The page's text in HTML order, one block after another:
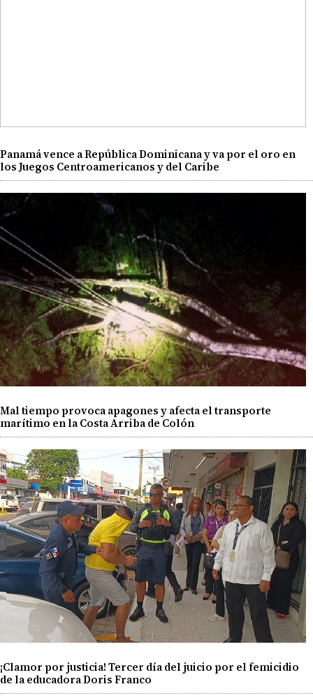
Panamá vence a República Dominicana y va por el oro en
los Juegos Centroamericanos y del Caribe
Mal tiempo provoca apagones y afecta el transporte
marítimo en la Costa Arriba de Colón
¡Clamor por justicia! Tercer día del juicio por el femicidio
de la educadora Doris Franco